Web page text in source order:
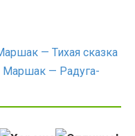
— Тихая сказка
Маршак — Радуга-